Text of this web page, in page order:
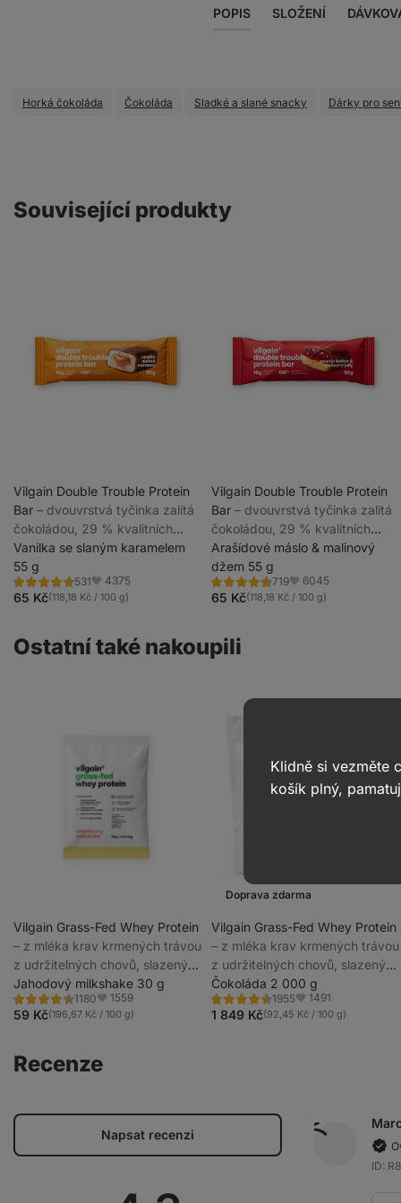
POPIS SLOŽENÍ
Horká čokoláda Čokoláda Sladké a slané snacky Dárky pro
Související produkty
Vilgain Double Trouble Protein
Bar ⁠–⁠ dvouvrstvá tyčinka zalitá
čokoládou, 29 % kvalitních
bílkovin, bez konzervantů a
barviv
Vanilka se slaným karamelem
55 g
531
Hodnocení
4.7/5,
531
Oblíbené
4375
65 Kč(118,18 Kč / 100 g)
Vilgain Double Trouble Protein
Bar ⁠–⁠ dvouvrstvá tyčinka zalitá
čokoládou, 29 % kvalitních
bílkovin, bez konzervantů a
barviv
Arašídové máslo & malinový
džem 55 g
719
Hodnocení
4.7/5,
719
Oblíbené
6045
65 Kč(118,18 Kč / 100 g)
Ostatní také nakoupili
Vilgain Grass-Fed Whey Protein
⁠–⁠ z mléka krav krmených trávou
z udržitelných chovů, slazený
stévií, ultrafiltrovaný za nízkých
teplot
Jahodový milkshake 30 g
1180
Hodnocení
4.5/5,
1180
Oblíbené
1559
59 Kč(196,67 Kč / 100 g)
Doprava zdarma
Vilgain Grass-Fed Whey Protein
⁠–⁠ z mléka krav krmených trávou
z udržitelných chovů, slazený
stévií, ultrafiltrovaný za nízkých
teplot
Čokoláda 2 000 g
1955
Hodnocení
4.4/5,
1955
Oblíbené
1491
1 849 Kč(92,45 Kč / 100 g)
Recenze
Napsat recenzi
ID:
Klidně si vezměte
košík plný,